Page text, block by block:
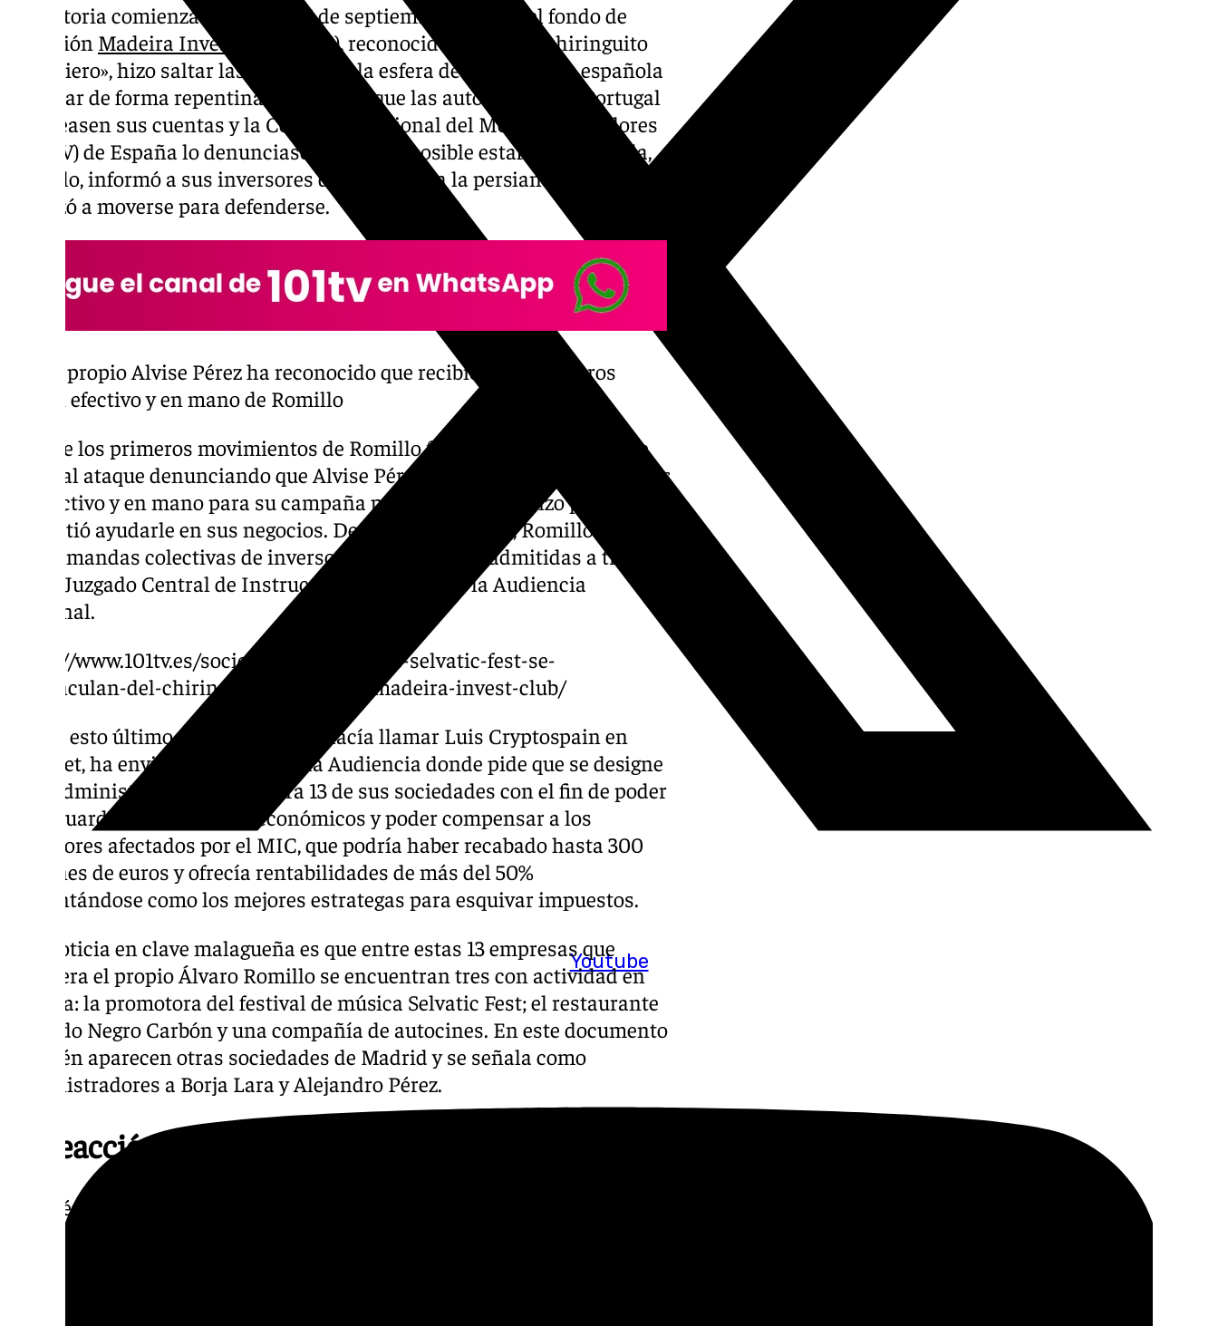
Youtube
La historia comienza el pasado 15 de septiembre, cuando el fondo de
inversión Madeira Invest Club (MIC), reconocido como un «chiringuito
financiero», hizo saltar las alarmas en la esfera de la economía española
al cerrar de forma repentina después de que las autoridades de Portugal
bloqueasen sus cuentas y la Comisión Nacional del Mercado de Valores
(CNMV) de España lo denunciase como una posible estafa. El cabecilla,
Romillo, informó a sus inversores de que echaba la persiana abajo y
empezó a moverse para defenderse.
El propio Alvise Pérez ha reconocido que recibió 100.000 euros
en efectivo y en mano de Romillo
Uno de los primeros movimientos de Romillo fue a la desesperada y se
lanzó al ataque denunciando que Alvise Pérez le aceptó 100.000 de euros
en efectivo y en mano para su campaña política. Y que lo hizo porque le
prometió ayudarle en sus negocios. De manera paralela, Romillo recibió
dos demandas colectivas de inversores que han sido admitidas a trámite
por el Juzgado Central de Instrucción número 4 de la Audiencia
Nacional.
https://www.101tv.es/socios-capitalistas-de-selvatic-fest-se-
desvinculan-del-chiringuito-financiero-madeira-invest-club/
Y ante esto último, Romillo, que se hacía llamar Luis Cryptospain en
internet, ha enviado un escrito a la Audiencia donde pide que se designe
a un administrador judicial para 13 de sus sociedades con el fin de poder
salvaguardar sus intereses económicos y poder compensar a los
inversores afectados por el MIC, que podría haber recabado hasta 300
millones de euros y ofrecía rentabilidades de más del 50%
presentándose como los mejores estrategas para esquivar impuestos.
Y la noticia en clave malagueña es que entre estas 13 empresas que
enumera el propio Álvaro Romillo se encuentran tres con actividad en
Málaga: la promotora del festival de música Selvatic Fest; el restaurante
llamado Negro Carbón y una compañía de autocines. En este documento
también aparecen otras sociedades de Madrid y se señala como
administradores a Borja Lara y Alejandro Pérez.
La reacción de Alvise Pérez
A través de su canal de Telegram, y en una publicación titulada «las